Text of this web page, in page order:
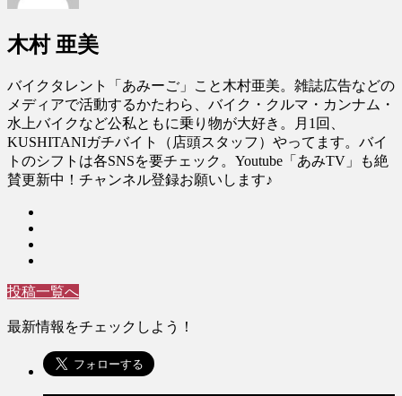
木村 亜美
バイクタレント「あみーご」こと木村亜美。雑誌広告などの
メディアで活動するかたわら、バイク・クルマ・カンナム・
水上バイクなど公私ともに乗り物が大好き。月1回、
KUSHITANIガチバイト（店頭スタッフ）やってます。バイ
トのシフトは各SNSを要チェック。Youtube「あみTV」も絶
賛更新中！チャンネル登録お願いします♪
投稿一覧へ
最新情報をチェックしよう！